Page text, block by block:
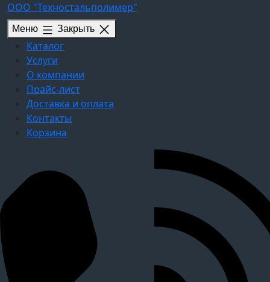
Перейти
содержимому
ООО "Техностальполимер"
Меню Закрыть
Каталог
Услуги
О компании
Прайс-лист
Доставка и оплата
Контакты
Корзина